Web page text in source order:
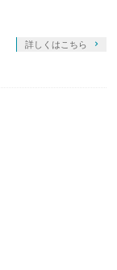
詳しくはこちら